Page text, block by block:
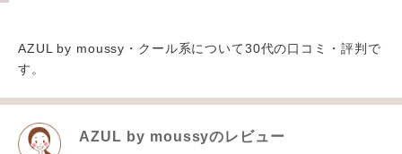
AZUL by moussy・クール系について30代の口コミ・評判で
す。
AZUL by moussyのレビュー